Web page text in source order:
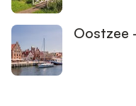
Oostzee